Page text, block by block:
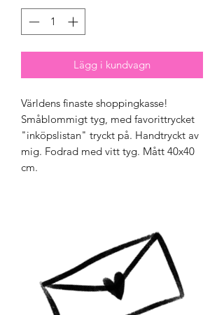
Lägg i kundvagn
Världens finaste shoppingkasse!
Småblommigt tyg, med favorittrycket
"inköpslistan" tryckt på. Handtryckt av
mig. Fodrad med vitt tyg. Mått 40x40
cm.